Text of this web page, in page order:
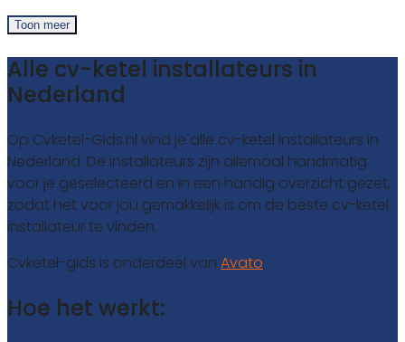
Toon meer
Alle cv-ketel installateurs in
Nederland
Op Cvketel-Gids.nl vind je alle cv-ketel installateurs in
Nederland. De installateurs zijn allemaal handmatig
voor je geselecteerd en in een handig overzicht gezet,
zodat het voor jou gemakkelijk is om de beste cv-ketel
installateur te vinden.
Cvketel-gids is onderdeel van Avato
Hoe het werkt: